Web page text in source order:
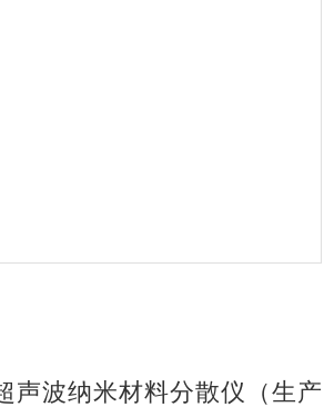
声波纳米材料分散仪（生产